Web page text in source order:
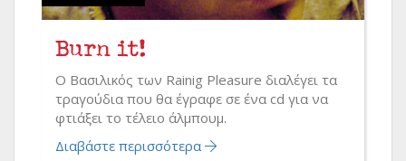
Burn it!
Ο Βασιλικός των Rainig Pleasure διαλέγει τα
τραγούδια που θα έγραφε σε ένα cd για να
φτιάξει το τέλειο άλμπουμ.
Διαβάστε περισσότερα